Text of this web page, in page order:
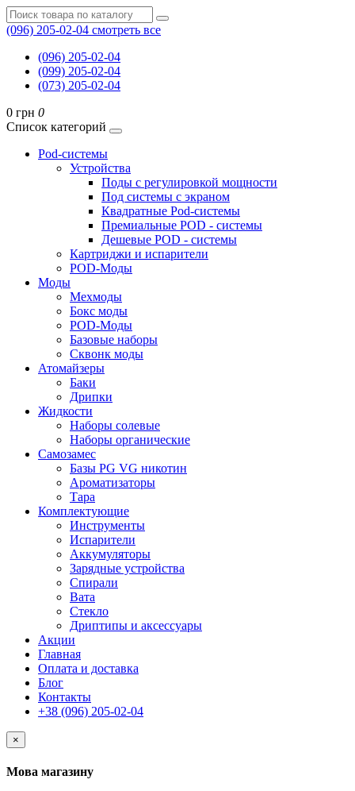
(096) 205-02-04 смотреть все
(096) 205-02-04
(099) 205-02-04
(073) 205-02-04
0 грн 0
Список категорий
Pod-системы
Устройства
Поды с регулировкой мощности
Под системы с экраном
Квадратные Pod-системы
Премиальные POD - системы
Дешевые POD - системы
Картриджи и испарители
POD-Моды
Моды
Мехмоды
Бокс моды
POD-Моды
Базовые наборы
Сквонк моды
Атомайзеры
Баки
Дрипки
Жидкости
Наборы солевые
Наборы органические
Самозамес
Базы PG VG никотин
Ароматизаторы
Тара
Комплектующие
Инструменты
Испарители
Аккумуляторы
Зарядные устройства
Спирали
Вата
Стекло
Дриптипы и аксессуары
Акции
Главная
Оплата и доставка
Блог
Контакты
+38 (096) 205-02-04
×
Мова магазину